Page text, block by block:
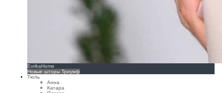
EvrikaHome
Новые шторы Триумф
Тюль
Анна
Катара